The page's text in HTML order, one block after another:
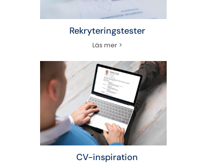
Rekryteringstester
Läs mer >
CV-inspiration